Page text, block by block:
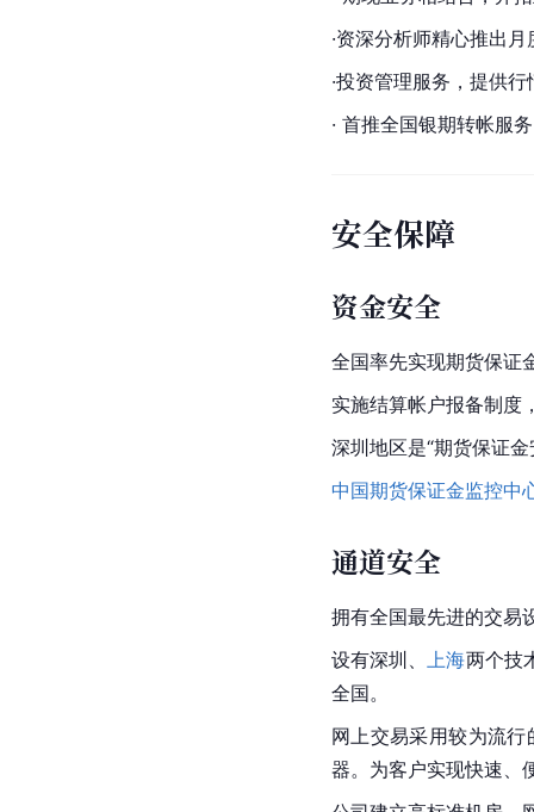
·资深分析师精心推出
·投资管理服务，提供
· 首推全国银期转帐服
安全保障
资金安全
全国率先实现期货保证
实施结算帐户报备制度
深圳地区是“期货保证
中国期货保证金监控中
通道安全
拥有全国最先进的交易
设有深圳、
上海两个技
全国。
网上交易采用较为流
器。为客户实现快速、